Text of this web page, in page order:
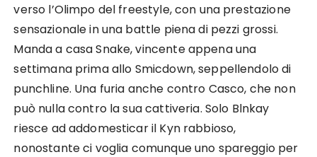
verso l’Olimpo del freestyle, con una prestazione
sensazionale in una battle piena di pezzi grossi.
Manda a casa Snake, vincente appena una
settimana prima allo Smicdown, seppellendolo di
punchline. Una furia anche contro Casco, che non
può nulla contro la sua cattiveria. Solo Blnkay
riesce ad addomesticar il Kyn rabbioso,
nonostante ci voglia comunque uno spareggio per